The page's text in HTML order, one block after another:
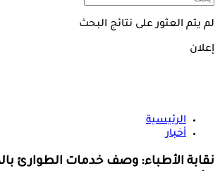
لم يتم العثور على نتائج البحث
إعلان
الرئيسية
أخبار
نقابة الأطباء: وصف خدمات الطوارئ